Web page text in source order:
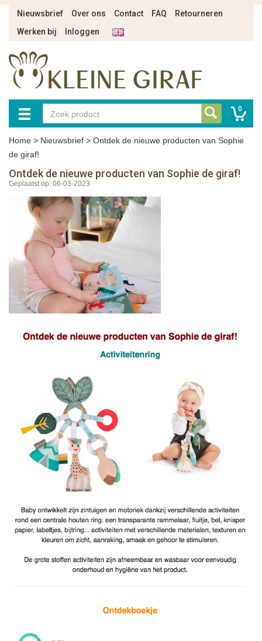
Nieuwsbrief Over ons Contact FAQ
Retourneren
Werken bij
Inloggen
0
Home > Nieuwsbrief > Ontdek de nieuwe producten van Sophie
de giraf!
Ontdek de nieuwe producten van Sophie de giraf!
Geplaatst op: 06-03-2023